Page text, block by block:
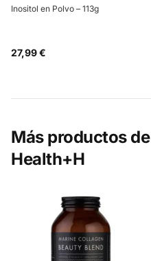
Inositol en Polvo – 113g
27,99 €
Más productos de
Health+H